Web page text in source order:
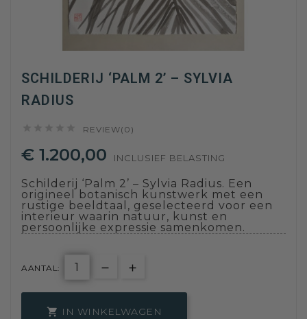
SCHILDERIJ ‘PALM 2’ – SYLVIA
RADIUS
REVIEW(0)
€ 1.200,00 INCLUSIEF BELASTING
Schilderij ‘Palm 2’ – Sylvia Radius. Een
origineel botanisch kunstwerk met een
rustige beeldtaal, geselecteerd voor een
interieur waarin natuur, kunst en
persoonlijke expressie samenkomen.
AANTAL:
 IN WINKELWAGEN